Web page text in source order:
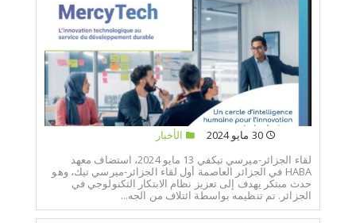
30 مايو 2024
الأخبار
لقاء الجزائر-ميرسي تيكفي 13 مايو 2024، استضاف معهد
HABA في الجزائر العاصمة أول لقاء الجزائر-ميرسي تيك، وهو
حدث مبتكر يهدف إلى تعزيز نظام الابتكار التكنولوجي في
الجزائر. تم تنظيمه بواسطة ائتلاف من الجه...